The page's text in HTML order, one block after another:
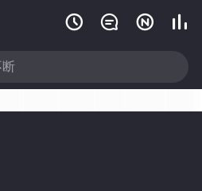
   